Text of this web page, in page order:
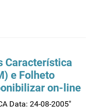
Característica
e Folheto
on-line
Data: 24-08-2005"